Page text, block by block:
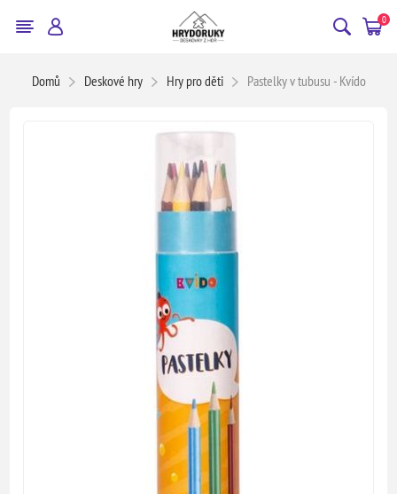
0
Domů Deskové hry Hry pro děti Pastelky v tubusu - Kvído